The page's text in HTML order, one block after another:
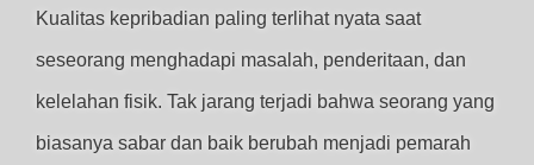
Kualitas kepribadian paling terlihat nyata saat
seseorang menghadapi masalah, penderitaan, dan
kelelahan fisik. Tak jarang terjadi bahwa seorang yang
biasanya sabar dan baik berubah menjadi pemarah